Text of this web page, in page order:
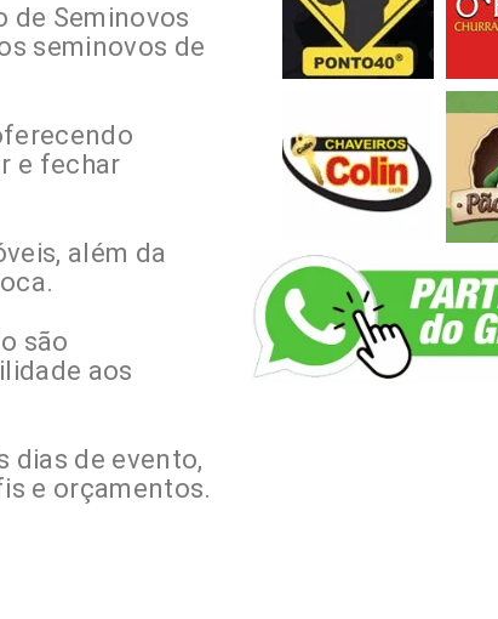
de Seminovos
seminovos de
e fechar
além da
são
aos
dias de evento,
e orçamentos.